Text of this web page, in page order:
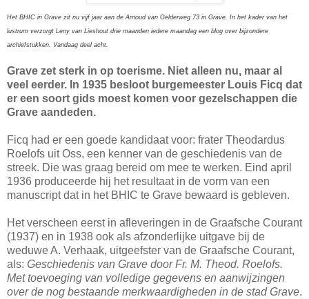
Het BHIC in Grave zit nu vijf jaar aan de Arnoud van Gelderweg 73 in Grave. In het kader van het
lustrum verzorgt Leny van Lieshout drie maanden iedere maandag een blog over bijzondere
archiefstukken. Vandaag deel acht.
Grave zet sterk in op toerisme. Niet alleen nu, maar al
veel eerder. In 1935 besloot burgemeester Louis Ficq dat
er een soort gids moest komen voor gezelschappen die
Grave aandeden.
Ficq had er een goede kandidaat voor: frater Theodardus
Roelofs uit Oss, een kenner van de geschiedenis van de
streek. Die was graag bereid om mee te werken. Eind april
1936 produceerde hij het resultaat in de vorm van een
manuscript dat in het BHIC te Grave bewaard is gebleven.
Het verscheen eerst in afleveringen in de Graafsche Courant
(1937) en in 1938 ook als afzonderlijke uitgave bij de
weduwe A. Verhaak, uitgeefster van de Graafsche Courant,
als: Geschiedenis van Grave door Fr. M. Theod. Roelofs.
Met toevoeging van volledige gegevens en aanwijzingen
over de nog bestaande merkwaardigheden in de stad Grave.